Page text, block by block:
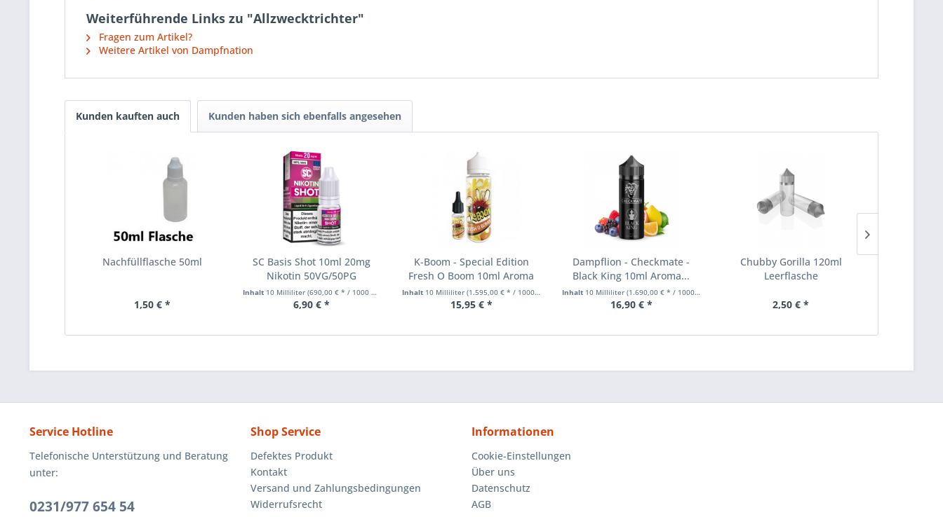
Weiterführende Links zu "Allzwecktrichter"
Fragen zum Artikel?
Weitere Artikel von Dampfnation
Kunden kauften auch Kunden haben sich ebenfalls angesehen
Nachfüllflasche 50ml
1,50 € *
SC Basis Shot 10ml 20mg
Nikotin 50VG/50PG
Inhalt 10 Milliliter (690,00 € * / 1000 Milliliter)
6,90 € *
K-Boom - Special Edition
Fresh O Boom 10ml Aroma
Inhalt 10 Milliliter(1.595,00 € * / 1000 Milliliter)
15,95 € *
Dampflion - Checkmate -
Black King 10ml Aroma...
Inhalt 10 Milliliter (1.690,00 € * / 1000 Milliliter)
16,90 € *
Chubby Gorilla 120ml
Leerflasche
2,50 € *
Service Hotline
Telefonische Unterstützung und Beratung
unter:
0231/977 654 54
Shop Service
Defektes Produkt
Kontakt
Versand und Zahlungsbedingungen
Widerrufsrecht
Informationen
Cookie-Einstellungen
Über uns
Datenschutz
AGB